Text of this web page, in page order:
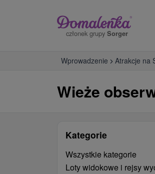
członek grupy Sorger
Wprowadzenie Atrakcje na
Wieże
Kategorie
Wszystkie kategorie
Loty widokowe i rejsy